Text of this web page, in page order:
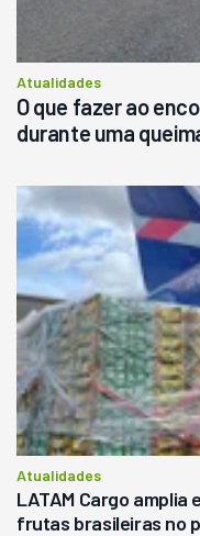
Atualidades
O que fazer ao
durante uma
Atualidades
LATAM Cargo
frutas brasileiras no